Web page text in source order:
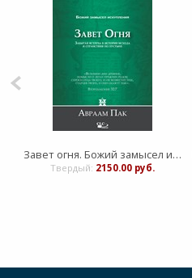
Завет огня. Божий замысел искупления том 2
Твердый: 2150.00 руб.